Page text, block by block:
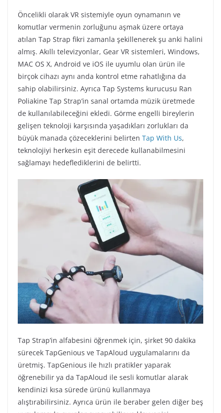
Öncelikli olarak VR sistemiyle oyun oynamanın ve
komutlar vermenin zorluğunu aşmak üzere ortaya
atılan Tap Strap fikri zamanla şekillenerek şu anki halini
almış. Akıllı televizyonlar, Gear VR sistemleri, Windows,
MAC OS X, Android ve iOS ile uyumlu olan ürün ile
birçok cihazı aynı anda kontrol etme rahatlığına da
sahip olabilirsiniz. Ayrıca Tap Systems kurucusu Ran
Poliakine Tap Strap’in sanal ortamda müzik üretmede
de kullanılabileceğini ekledi. Görme engelli bireylerin
gelişen teknoloji karşısında yaşadıkları zorlukları da
büyük manada çözeceklerini belirten Tap With Us,
teknolojiyi herkesin eşit derecede kullanabilmesini
sağlamayı hedeflediklerini de belirtti.
Tap Strap’in alfabesini öğrenmek için, şirket 90 dakika
sürecek TapGenious ve TapAloud uygulamalarını da
üretmiş. TapGenious ile hızlı pratikler yaparak
öğrenebilir ya da TapAloud ile sesli komutlar alarak
kendinizi kısa sürede ürünü kullanmaya
alıştırabilirsiniz. Ayrıca ürün ile beraber gelen diğer beş